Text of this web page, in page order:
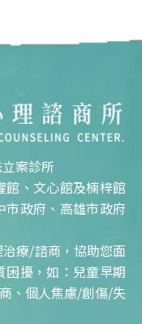
案診所
館、文心館及楠梓館
市政府、高雄市政府
療/諮商，協助您面
困擾，如：兒童早期
、個人焦慮/創傷/失